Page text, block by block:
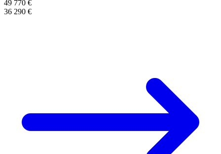
49 770 €
36 290 €